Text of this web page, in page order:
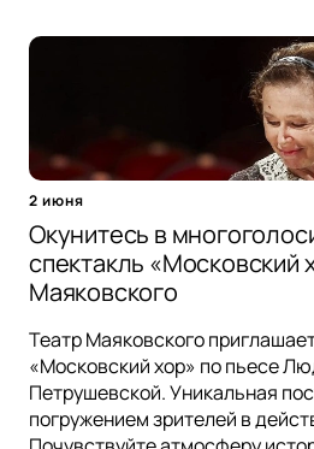
2 июня
Окунитесь в
спектакль «Московский
Маяковского
Театр Маяковского
«Московский хор» по пьесе
Петрушевской. Уникальная
погружением зрителей в